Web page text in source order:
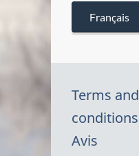
Français
Terms and
conditions
Avis